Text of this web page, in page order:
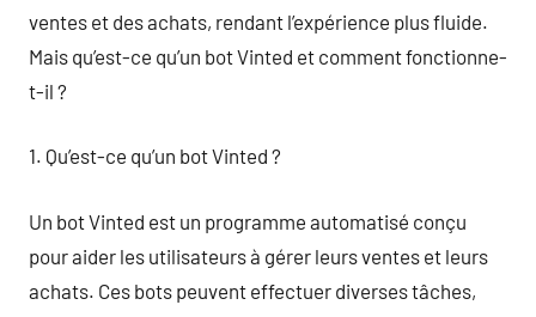
ventes et des achats, rendant l’expérience plus fluide.
Mais qu’est-ce qu’un bot Vinted et comment fonctionne-
t-il ?
1. Qu’est-ce qu’un bot Vinted ?
Un bot Vinted est un programme automatisé conçu
pour aider les utilisateurs à gérer leurs ventes et leurs
achats. Ces bots peuvent effectuer diverses tâches,